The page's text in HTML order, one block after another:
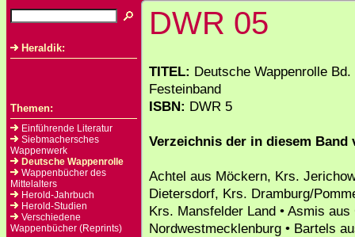
Heraldik:
Themen:
Einführende Literatur
Siebmachersches
Wappenwerk
Deutsche Wappenrolle
Wappenbücher des
Mittelalters
Herold-Jahrbuch
Herold-Studien
Verschiedene
Wappenbücher (Reprints)
DWR 05
TITEL: Deutsche Wappenrolle
Festeinband
ISBN: DWR 5
Verzeichnis der in diesem
Achtel aus Möckern, Krs.
Dietersdorf, Krs. Dramburg/
Krs. Mansfelder Land • Asmis
Nordwestmecklenburg • Bartels